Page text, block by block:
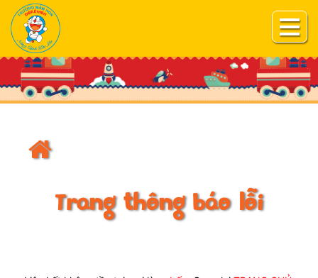
Trang thông báo lỗi